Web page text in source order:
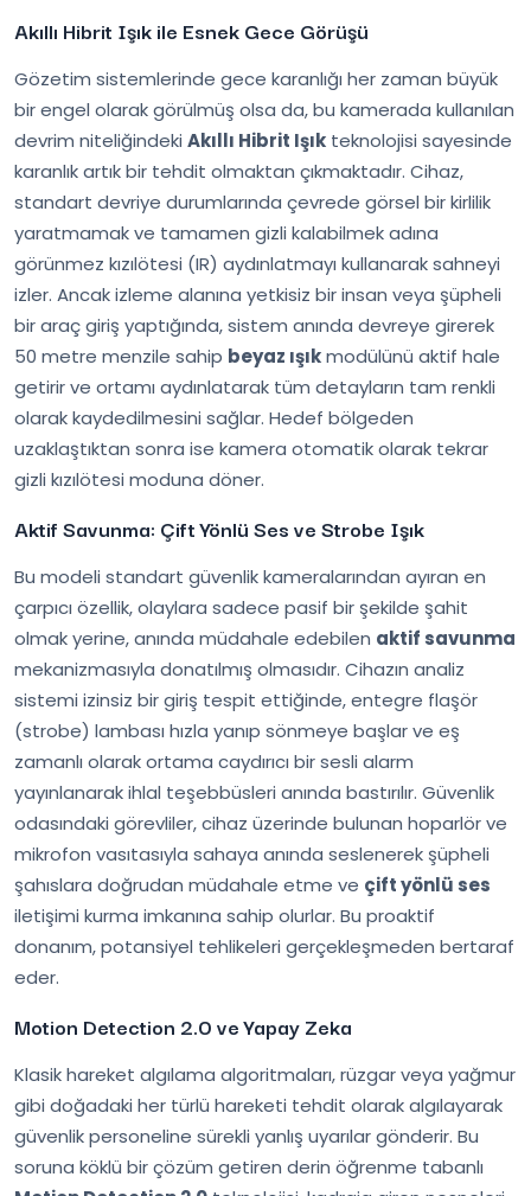
Akıllı Hibrit Işık ile Esnek Gece Görüşü
Gözetim sistemlerinde gece karanlığı her zaman büyük
bir engel olarak görülmüş olsa da, bu kamerada kullanılan
devrim niteliğindeki Akıllı Hibrit Işık teknolojisi sayesinde
karanlık artık bir tehdit olmaktan çıkmaktadır. Cihaz,
standart devriye durumlarında çevrede görsel bir kirlilik
yaratmamak ve tamamen gizli kalabilmek adına
görünmez kızılötesi (IR) aydınlatmayı kullanarak sahneyi
izler. Ancak izleme alanına yetkisiz bir insan veya şüpheli
bir araç giriş yaptığında, sistem anında devreye girerek
50 metre menzile sahip beyaz ışıkmodülünü aktif hale
getirir ve ortamı aydınlatarak tüm detayların tam renkli
olarak kaydedilmesini sağlar. Hedef bölgeden
uzaklaştıktan sonra ise kamera otomatik olarak tekrar
gizli kızılötesi moduna döner.
Aktif Savunma: Çift Yönlü Ses ve Strobe Işık
Bu modeli standart güvenlik kameralarından ayıran en
çarpıcı özellik, olaylara sadece pasif bir şekilde şahit
olmak yerine, anında müdahale edebilen aktif savunma
mekanizmasıyla donatılmış olmasıdır. Cihazın analiz
sistemi izinsiz bir giriş tespit ettiğinde, entegre flaşör
(strobe) lambası hızla yanıp sönmeye başlar ve eş
zamanlı olarak ortama caydırıcı bir sesli alarm
yayınlanarak ihlal teşebbüsleri anında bastırılır. Güvenlik
odasındaki görevliler, cihaz üzerinde bulunan hoparlör ve
mikrofon vasıtasıyla sahaya anında seslenerek şüpheli
şahıslara doğrudan müdahale etme ve çift yönlü ses
iletişimi kurma imkanına sahip olurlar. Bu proaktif
donanım, potansiyel tehlikeleri gerçekleşmeden bertaraf
eder.
Motion Detection 2.0 ve Yapay Zeka
Klasik hareket algılama algoritmaları, rüzgar veya yağmur
gibi doğadaki her türlü hareketi tehdit olarak algılayarak
güvenlik personeline sürekli yanlış uyarılar gönderir. Bu
soruna köklü bir çözüm getiren derin öğrenme tabanlı